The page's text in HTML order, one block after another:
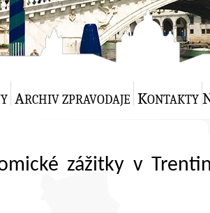
ARCHIV ZPRAVODAJE KONTAKTY
zážitky v